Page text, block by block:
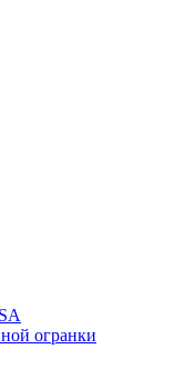
огранки